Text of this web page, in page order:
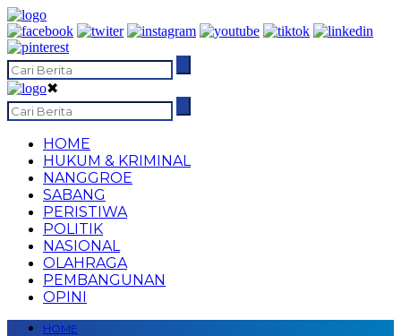
✖
HOME
HUKUM & KRIMINAL
NANGGROE
SABANG
PERISTIWA
POLITIK
NASIONAL
OLAHRAGA
PEMBANGUNAN
OPINI
HOME